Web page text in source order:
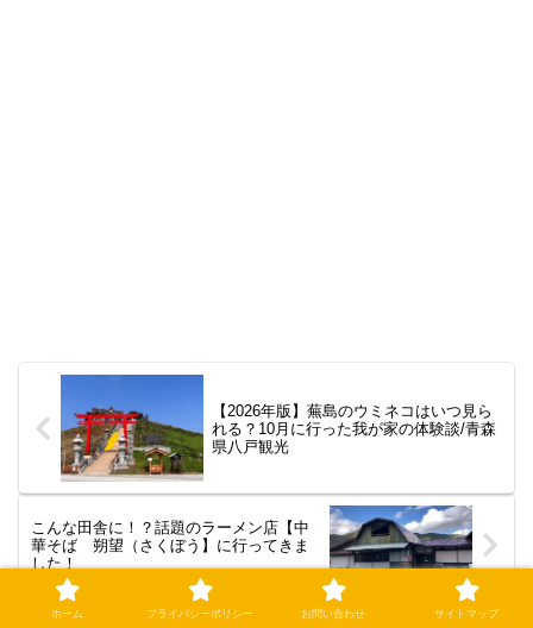
【2026年版】蕪島のウミネコはいつ見ら
れる？10月に行った我が家の体験談/青森
県八戸観光
こんな田舎に！？話題のラーメン店【中
華そば 朔望（さくぼう】に行ってきま
した！
ホーム プライバシーポリシー お問い合わせ サイトマップ